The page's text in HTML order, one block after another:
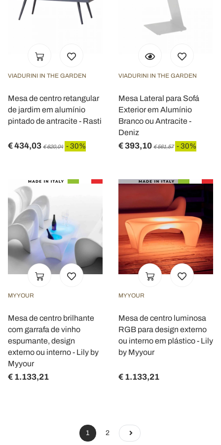
VIADURINI IN THE GARDEN
Mesa de centro retangular
de jardim em alumínio
pintado de antracite - Rasti
€ 434,03 € 620,04 - 30%
VIADURINI IN THE GARDEN
Mesa Lateral para Sofá
Exterior em Alumínio
Branco ou Antracite -
Deniz
€ 393,10 € 561,57 - 30%
MYYOUR
Mesa de centro brilhante
com garrafa de vinho
espumante, design
externo ou interno - Lily by
Myyour
€ 1.133,21
MYYOUR
Mesa de centro luminosa
RGB para design externo
ou interno em plástico - Lily
by Myyour
€ 1.133,21
1 2